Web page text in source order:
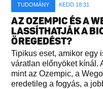
TUDOMÁNY KEDD 18:31
AZ OZEMPIC ÉS A
LASSÍTHATJÁK A
ÖREGEDÉST?
Tipikus eset, amikor egy
váratlan előnyöket kínál.
mint az Ozempic, a
eredetileg a fogyás, a